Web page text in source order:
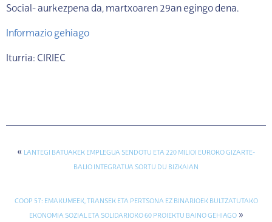
Social- aurkezpena da, martxoaren 29an egingo dena.
Informazio gehiago
Iturria: CIRIEC
« LANTEGI BATUAKEK EMPLEGUA SENDOTU ETA 220 MILIOI EUROKO GIZARTE-
BALIO INTEGRATUA SORTU DU BIZKAIAN
COOP 57: EMAKUMEEK, TRANSEK ETA PERTSONA EZ BINARIOEK BULTZATUTAKO
EKONOMIA SOZIAL ETA SOLIDARIOKO 60 PROIEKTU BAINO GEHIAGO»